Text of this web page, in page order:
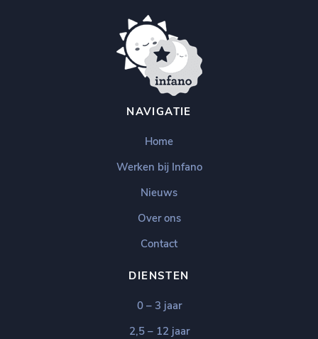
NAVIGATIE
Home
Werken bij Infano
Nieuws
Over ons
Contact
DIENSTEN
0 – 3 jaar
2,5 – 12 jaar